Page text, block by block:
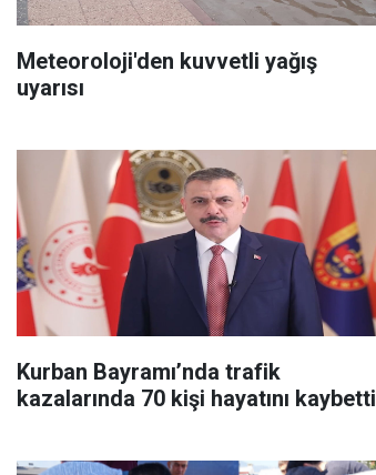
Meteoroloji'den kuvvetli yağış
uyarısı
Kurban Bayramı’nda trafik
kazalarında 70 kişi hayatını kaybetti